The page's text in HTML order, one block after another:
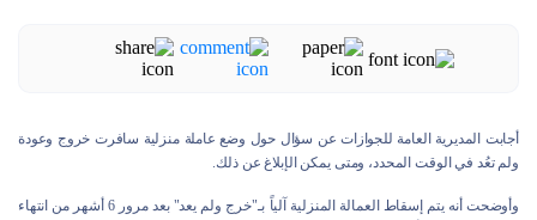
أجابت المديرية العامة للجوازات عن سؤال حول وضع عاملة منزلية سافرت خروج وعودة
ولم تعُد في الوقت المحدد، ومتى يمكن الإبلاغ عن ذلك.
وأوضحت أنه يتم إسقاط العمالة المنزلية آلياً بـ"خرج ولم يعد" بعد مرور 6 أشهر من انتهاء